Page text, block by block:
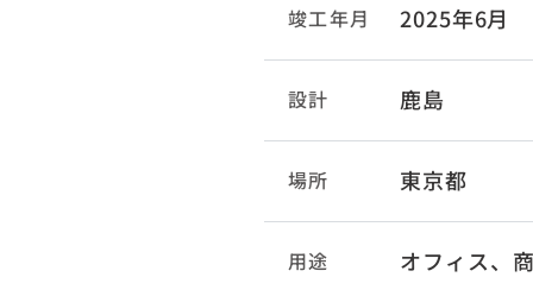
竣工年月 2025年6月
設計 鹿島
場所 東京都
用途 オフィス、